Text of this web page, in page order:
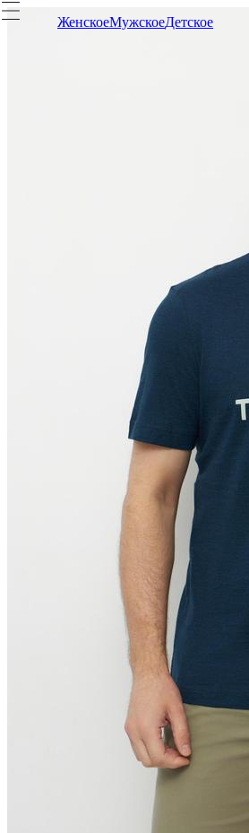
ЖенскоеМужскоеДетское